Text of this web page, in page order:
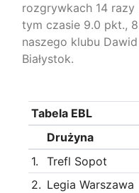
rozgrywkach 14 razy
tym czasie 9.0 pkt.,
naszego klubu
Białystok.
Tabela EBL
Drużyna
1.
Trefl Sopot
2. Legia Warszawa